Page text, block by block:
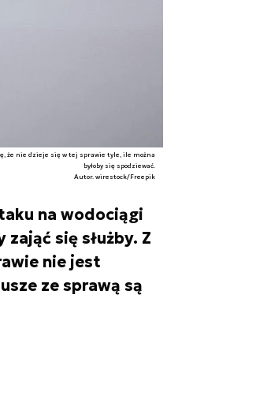
że nie dzieje się w tej sprawie tyle, ile można
byłoby się spodziewać.
Autor. wirestock/Freepik
na wodociągi
się służby. Z
nie jest
ze sprawą są